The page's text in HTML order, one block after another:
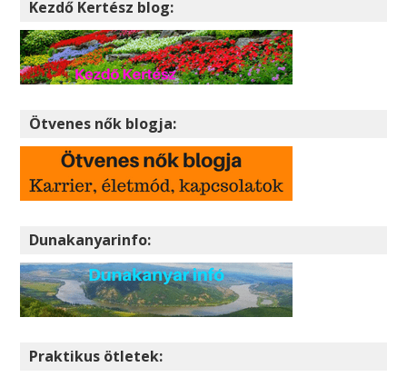
Kezdő Kertész blog:
Ötvenes nők blogja:
Dunakanyarinfo:
Praktikus ötletek: